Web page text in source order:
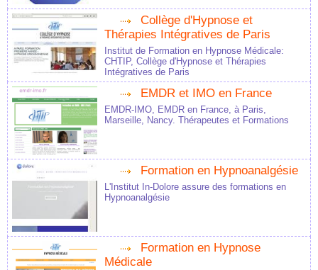
Collège d'Hypnose et
Thérapies Intégratives de Paris
Institut de Formation en Hypnose Médicale:
CHTIP, Collège d'Hypnose et Thérapies
Intégratives de Paris
EMDR et IMO en France
EMDR-IMO, EMDR en France, à Paris,
Marseille, Nancy. Thérapeutes et Formations
Formation en Hypnoanalgésie
L'Institut In-Dolore assure des formations en
Hypnoanalgésie
Formation en Hypnose
Médicale